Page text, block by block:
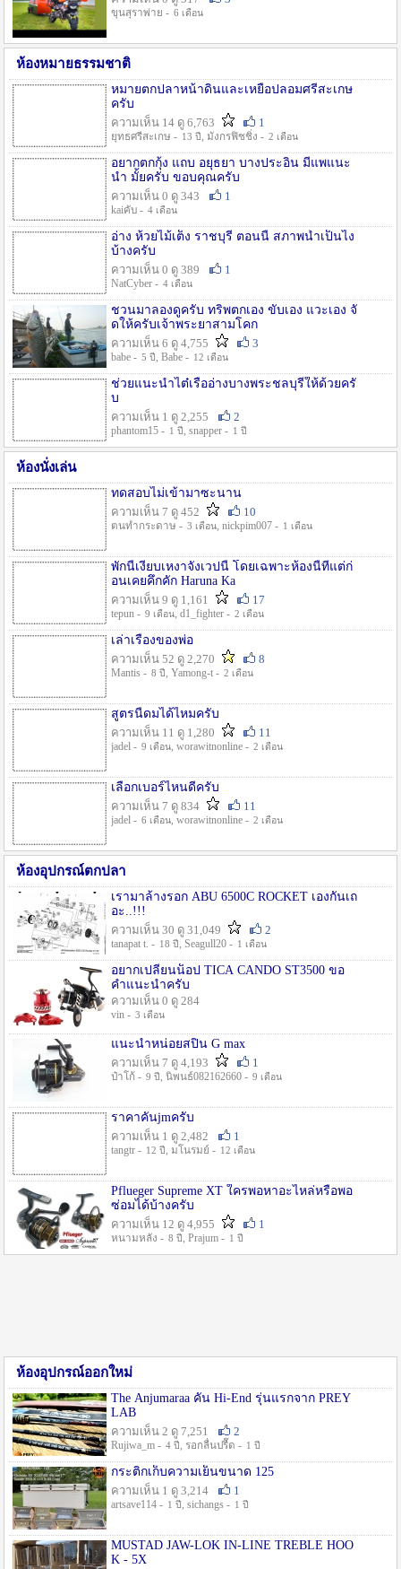
ขุนสุราพ่าย - 6 เดือน
ห้องหมายธรรมชาติ
หมายตกปลาหน้าดินและเหยื่อปลอมศรีสะเกษ
ครับ
ความเห็น 14 ดู 6,763
1
ยุทธศรีสะเกษ - 13 ปี , มังกรฟิชชิ่ง - 2 เดือน
อยากตกกุ้ง แถบ อยุธยา บางประอิน มีแพแนะ
นำ มั้ยครับ ขอบคุณครับ
ความเห็น 0 ดู 343
1
kaiคับ - 4 เดือน
อ่าง ห้วยไม้เต็ง ราชบุรี ตอนนี้ สภาพน้ำเป็นไง
บ้างครับ
ความเห็น 0 ดู 389
1
NatCyber - 4 เดือน
ชวนมาลองดูครับ ทริพตกเอง ขับเอง แวะเอง จั
ดให้ครับเจ้าพระยาสามโคก
ความเห็น 6 ดู 4,755
3
babe - 5 ปี , Babe - 12 เดือน
ช่วยแนะนำไต๋เรืออ่างบางพระชลบุรีให้ด้วยครั
บ
ความเห็น 1 ดู 2,255
2
phantom15 - 1 ปี , snapper - 1 ปี
ห้องนั่งเล่น
ทดสอบไม่เข้ามาซะนาน
ความเห็น 7 ดู 452
10
ตนทำกระดาษ - 3 เดือน, nickpim007 - 1 เดือน
พักนี้เงียบเหงาจังเวปนี้ โดยเฉพาะห้องนี้ที่แต่ก่
อนเคยคึกคัก Haruna Ka
ความเห็น 9 ดู 1,161
17
tepun - 9 เดือน, d1_fighter - 2 เดือน
เล่าเรื่องของพ่อ
ความเห็น 52 ดู 2,270
8
Mantis - 8 ปี , Yamong-t - 2 เดือน
สูตรนี้ดมได้ไหมครับ
ความเห็น 11 ดู 1,280
11
jadel - 9 เดือน, worawitnonline - 2 เดือน
เลือกเบอร์ไหนดีครับ
ความเห็น 7 ดู 834
11
jadel - 6 เดือน, worawitnonline - 2 เดือน
ห้องอุปกรณ์ตกปลา
เรามาล้างรอก ABU 6500C ROCKET เองกันเถ
อะ..!!!
ความเห็น 30 ดู 31,049
2
tanapat t. - 18 ปี , Seagull20 - 1 เดือน
อยากเปลี่ยนน็อป TICA CANDO ST3500 ขอ
คำแนะนำครับ
ความเห็น 0 ดู 284
vin - 3 เดือน
แนะนำหน่อยสปิน G max
ความเห็น 7 ดู 4,193
1
ป๋าโก้ - 9 ปี , นิพนธ์082162660 - 9 เดือน
ราคาคันjmครับ
ความเห็น 1 ดู 2,482
1
tangtr - 12 ปี , มโนรมย์ - 12 เดือน
Pflueger Supreme XT ใครพอหาอะไหล่หรือพอ
ซ่อมได้บ้างครับ
ความเห็น 12 ดู 4,955
1
หนามหลัง - 8 ปี , Prajum - 1 ปี
ห้องอุปกรณ์ออกใหม่
The Anjumaraa คัน Hi-End รุ่นแรกจาก PREY
LAB
ความเห็น 2 ดู 7,251
2
Rujiwa_m - 4 ปี , รอกลื่นปรื๊ด - 1 ปี
กระติกเก็บความเย็นขนาด 125
ความเห็น 1 ดู 3,214
1
artsave114 - 1 ปี , sichangs - 1 ปี
MUSTAD JAW-LOK IN-LINE TREBLE HOO
K - 5X